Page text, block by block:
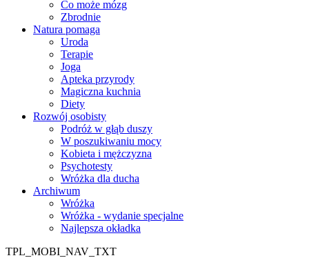
Co może mózg
Zbrodnie
Natura pomaga
Uroda
Terapie
Joga
Apteka przyrody
Magiczna kuchnia
Diety
Rozwój osobisty
Podróż w głąb duszy
W poszukiwaniu mocy
Kobieta i mężczyzna
Psychotesty
Wróżka dla ducha
Archiwum
Wróżka
Wróżka - wydanie specjalne
Najlepsza okładka
TPL_MOBI_NAV_TXT